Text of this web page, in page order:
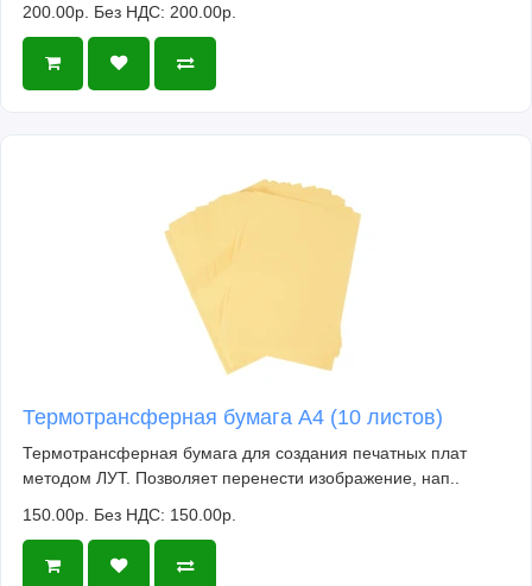
200.00р. Без НДС: 200.00р.
Термотрансферная бумага А4 (10 листов)
Термотрансферная бумага для создания печатных плат
методом ЛУТ. Позволяет перенести изображение, нап..
150.00р. Без НДС: 150.00р.